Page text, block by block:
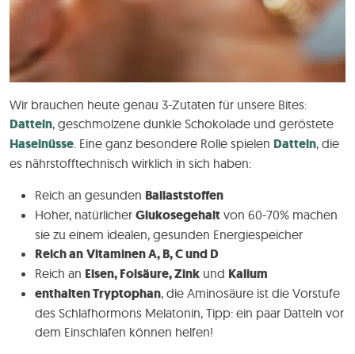
Wir brauchen heute genau 3-Zutaten für unsere Bites:
Datteln, geschmolzene dunkle Schokolade und geröstete
Haselnüsse . Eine ganz besondere Rolle spielen Datteln, die
es nährstofftechnisch wirklich in sich haben:
Reich an gesunden Ballaststoffen
Hoher, natürlicher Glukosegehalt von 60-70% machen
sie zu einem idealen, gesunden Energiespeicher
Reich anVitaminen A, B, C und D
Reich an Eisen, Folsäure, Zink und Kalium
enthalten Tryptophan, die Aminosäure ist die Vorstufe
des Schlafhormons Melatonin, Tipp: ein paar Datteln vor
dem Einschlafen können helfen!